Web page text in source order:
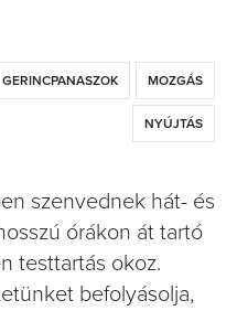
GERINCPANASZOK MOZGÁS
NYÚJTÁS
szenvednek hát- és
órákon át tartó
testtartás okoz.
befolyásolja,